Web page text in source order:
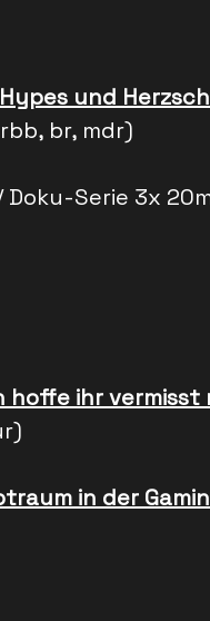
Hypes und
br, mdr)
Doku-Serie 3x
hoffe ihr vermisst
in der